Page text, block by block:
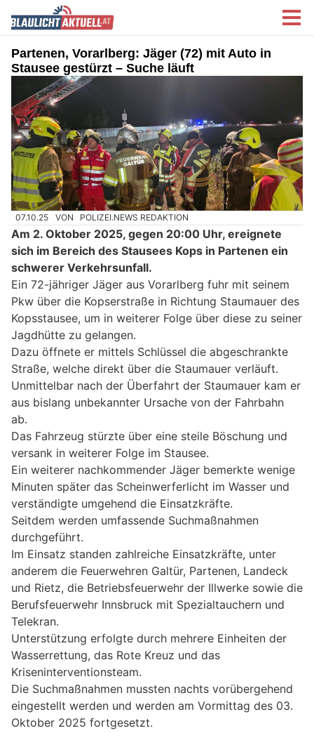
Partenen, Vorarlberg: Jäger (72) mit Auto in
Stausee gestürzt – Suche läuft
07.10.25 VON POLIZEI.NEWS REDAKTION
Am 2. Oktober 2025, gegen 20:00 Uhr, ereignete
sich im Bereich des Stausees Kops in Partenen ein
schwerer Verkehrsunfall.
Ein 72-jähriger Jäger aus Vorarlberg fuhr mit seinem
Pkw über die Kopserstraße in Richtung Staumauer des
Kopsstausee, um in weiterer Folge über diese zu seiner
Jagdhütte zu gelangen.
Dazu öffnete er mittels Schlüssel die abgeschrankte
Straße, welche direkt über die Staumauer verläuft.
Unmittelbar nach der Überfahrt der Staumauer kam er
aus bislang unbekannter Ursache von der Fahrbahn
ab.
Das Fahrzeug stürzte über eine steile Böschung und
versank in weiterer Folge im Stausee.
Ein weiterer nachkommender Jäger bemerkte wenige
Minuten später das Scheinwerferlicht im Wasser und
verständigte umgehend die Einsatzkräfte.
Seitdem werden umfassende Suchmaßnahmen
durchgeführt.
Im Einsatz standen zahlreiche Einsatzkräfte, unter
anderem die Feuerwehren Galtür, Partenen, Landeck
und Rietz, die Betriebsfeuerwehr der Illwerke sowie die
Berufsfeuerwehr Innsbruck mit Spezialtauchern und
Telekran.
Unterstützung erfolgte durch mehrere Einheiten der
Wasserrettung, das Rote Kreuz und das
Kriseninterventionsteam.
Die Suchmaßnahmen mussten nachts vorübergehend
eingestellt werden und werden am Vormittag des 03.
Oktober 2025 fortgesetzt.